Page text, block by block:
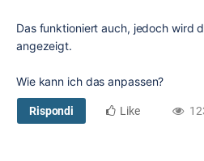
Das funktioniert auch, jedoch wird
angezeigt.
Wie kann ich das anpassen?
Rispondi Like